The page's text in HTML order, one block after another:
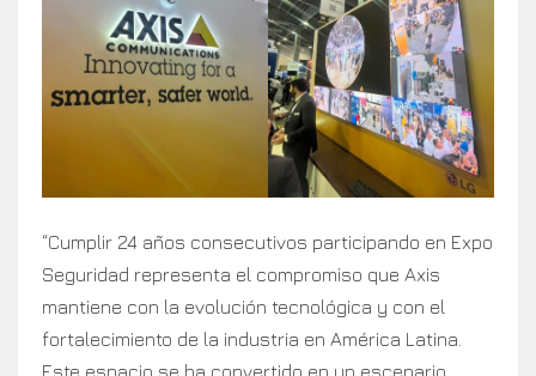
“Cumplir 24 años consecutivos participando en Expo
Seguridad representa el compromiso que Axis
mantiene con la evolución tecnológica y con el
fortalecimiento de la industria en América Latina.
Este espacio se ha convertido en un escenario